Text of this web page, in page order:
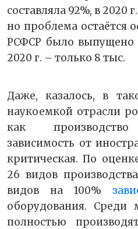
составляла 92%, в 2020
но проблема остаётся
РСФСР было выпущено
2020 г. – только 8 тыс.
Даже, казалось, в
наукоемкой отрасли
как производство
зависимость от
критическая. По
26 видов
видов на 100%
оборудования. Среди
полностью